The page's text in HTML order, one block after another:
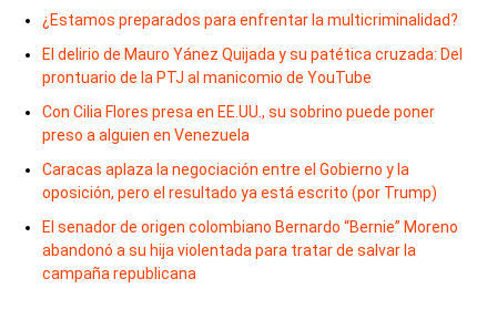
¿Estamos preparados para enfrentar la multicriminalidad?
El delirio de Mauro Yánez Quijada y su patética cruzada: Del
prontuario de la PTJ al manicomio de YouTube
Con Cilia Flores presa en EE.UU., su sobrino puede poner
preso a alguien en Venezuela
Caracas aplaza la negociación entre el Gobierno y la
oposición, pero el resultado ya está escrito (por Trump)
El senador de origen colombiano Bernardo “Bernie” Moreno
abandonó a su hija violentada para tratar de salvar la
campaña republicana